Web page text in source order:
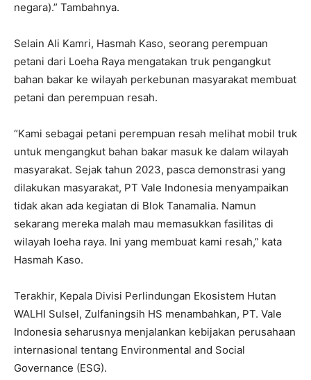
negara).” Tambahnya.
Selain Ali Kamri, Hasmah Kaso, seorang perempuan
petani dari Loeha Raya mengatakan truk pengangkut
bahan bakar ke wilayah perkebunan masyarakat membuat
petani dan perempuan resah.
“Kami sebagai petani perempuan resah melihat mobil truk
untuk mengangkut bahan bakar masuk ke dalam wilayah
masyarakat. Sejak tahun 2023, pasca demonstrasi yang
dilakukan masyarakat, PT Vale Indonesia menyampaikan
tidak akan ada kegiatan di Blok Tanamalia. Namun
sekarang mereka malah mau memasukkan fasilitas di
wilayah loeha raya. Ini yang membuat kami resah,” kata
Hasmah Kaso.
Terakhir, Kepala Divisi Perlindungan Ekosistem Hutan
WALHI Sulsel, Zulfaningsih HS menambahkan, PT. Vale
Indonesia seharusnya menjalankan kebijakan perusahaan
internasional tentang Environmental and Social
Governance (ESG).